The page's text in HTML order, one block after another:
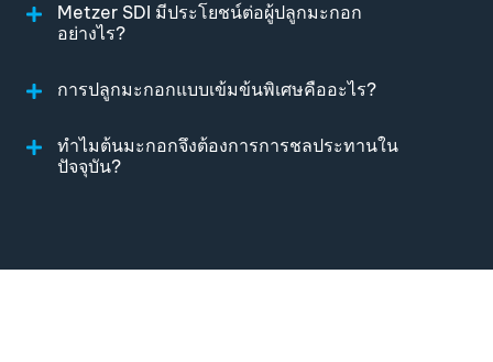
Metzer SDI มีประโยชน์ต่อผู้ปลูกมะกอก
อย่างไร?
การปลูกมะกอกแบบเข้มข้นพิเศษคืออะไร?
ทำไมต้นมะกอกจึงต้องการการชลประทานใน
ปัจจุบัน?